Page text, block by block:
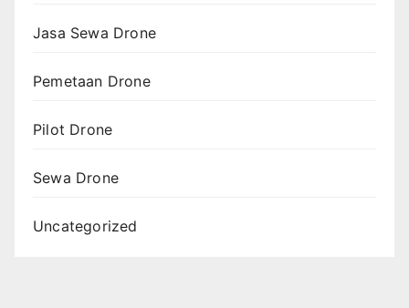
Jasa Sewa Drone
Pemetaan Drone
Pilot Drone
Sewa Drone
Uncategorized